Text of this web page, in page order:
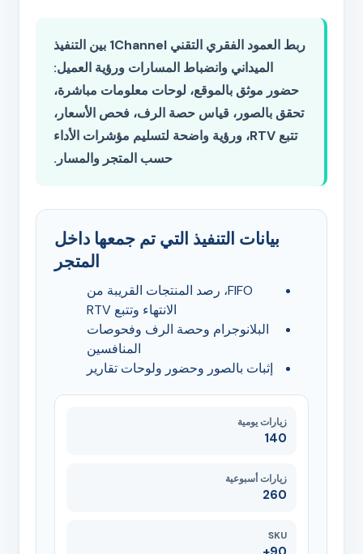
ربط العمود الفقري التقني 1Channel بين التنفيذ
الميداني وانضباط المسارات ورؤية العميل:
حضور موثق بالموقع، لوحات معلومات مباشرة،
تحقق بالصور، قياس حصة الرف، فحص الأسعار،
تتبع RTV، ورؤية واضحة لتسليم مؤشرات الأداء
حسب المتجر والمسار.
بيانات التنفيذ التي تم جمعها داخل
المتجر
FIFO، رصد المنتجات القريبة من
الانتهاء وتتبع RTV
البلانوجرام وحصة الرف وفحوصات
المنافسين
إثبات بالصور وحضور ولوحات تقارير
زيارات يومية
140
زيارات أسبوعية
260
SKU